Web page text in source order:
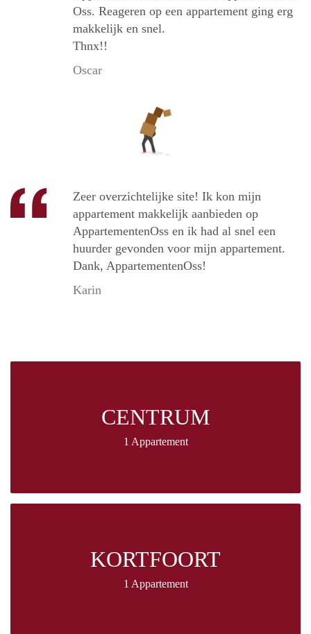
Oss. Reageren op een appartement ging erg
makkelijk en snel.
Thnx!!
Oscar
Zeer overzichtelijke site! Ik kon mijn
appartement makkelijk aanbieden op
AppartementenOss en ik had al snel een
huurder gevonden voor mijn appartement.
Dank, AppartementenOss!
Karin
CENTRUM
1 Appartement
KORTFOORT
1 Appartement